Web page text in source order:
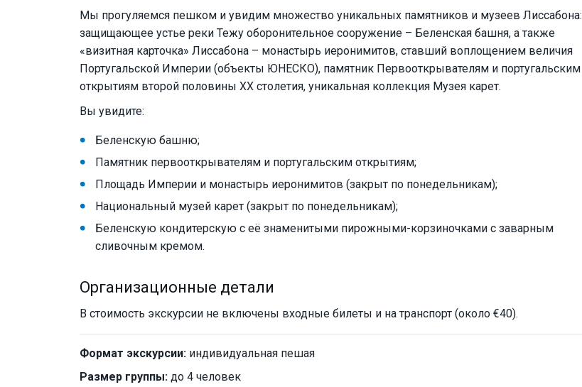
Мы прогуляемся пешком и увидим множество уникальных памятников и музеев Лиссабона:
защищающее устье реки Тежу оборонительное сооружение – Беленская башня, а также
«визитная карточка» Лиссабона – монастырь иеронимитов, ставший воплощением величия
Португальской Империи (объекты ЮНЕСКО), памятник Первооткрывателям и португальским
открытиям второй половины XX столетия, уникальная коллекция Музея карет.
Вы увидите:
Беленскую башню;
Памятник первооткрывателям и португальским открытиям;
Площадь Империи и монастырь иеронимитов (закрыт по понедельникам);
Национальный музей карет (закрыт по понедельникам);
Беленскую кондитерскую с её знаменитыми пирожными-корзиночками с заварным
сливочным кремом.
Организационные детали
В стоимость экскурсии не включены входные билеты и на транспорт (около €40).
Формат экскурсии: индивидуальная пешая
Размер группы: до 4 человек